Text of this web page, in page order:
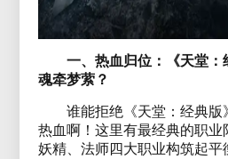
一、热血归位：《天堂：
魂牵梦萦？
谁能拒绝《天堂：经典版
热血啊！这里有最经典的职业
妖精、法师四大职业构筑起平